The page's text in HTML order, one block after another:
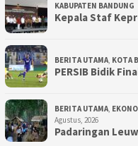
KABUPATEN BANDUNG
Kepala Staf
BERITA UTAMA, KOTA
PERSIB Bidik
BERITA UTAMA,
Agustus, 2026
Padaringan